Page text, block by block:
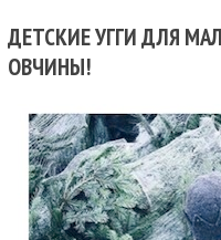
ДЕТСКИЕ УГГИ ДЛЯ
ОВЧИНЫ!